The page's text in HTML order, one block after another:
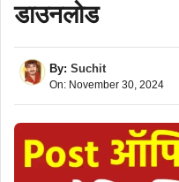
डाउनलोड
By: Suchit
On: November 30, 2024